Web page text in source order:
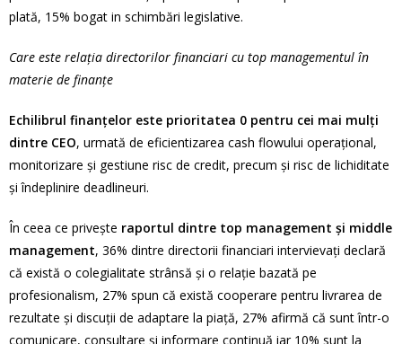
plată, 15% bogat in schimbări legislative.
Care este relaţia directorilor financiari cu top managementul în
materie de finanţe
Echilibrul finanţelor este prioritatea 0 pentru cei mai mulţi
dintre CEO, urmată de eficientizarea cash flowului operaţional,
monitorizare şi gestiune risc de credit, precum şi risc de lichiditate
şi îndeplinire deadlineuri.
În ceea ce priveşte raportul dintre top management şi middle
management, 36% dintre directorii financiari intervievaţi declară
că există o colegialitate strânsă şi o relaţie bazată pe
profesionalism, 27% spun că există cooperare pentru livrarea de
rezultate şi discuţii de adaptare la piaţă, 27% afirmă că sunt într-o
comunicare, consultare şi informare continuă iar 10% sunt la